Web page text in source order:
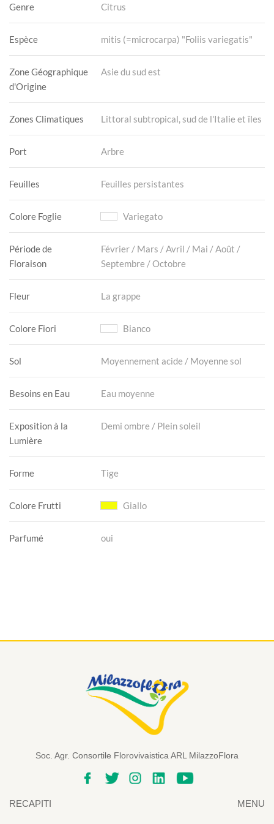
Genre Citrus
Espèce mitis (=microcarpa) "Foliis variegatis"
Zone Géographique
d'Origine
Asie du sud est
Zones Climatiques Littoral subtropical, sud de l'Italie et îles
Port Arbre
Feuilles Feuilles persistantes
Colore Foglie Variegato
Période de
Floraison
Février / Mars / Avril / Mai / Août /
Septembre / Octobre
Fleur La grappe
Colore Fiori Bianco
Sol Moyennement acide / Moyenne sol
Besoins en Eau Eau moyenne
Exposition à la
Lumière
Demi ombre / Plein soleil
Forme Tige
Colore Frutti Giallo
Parfumé oui
Soc. Agr. Consortile Florovivaistica ARL MilazzoFlora
RECAPITI MENU